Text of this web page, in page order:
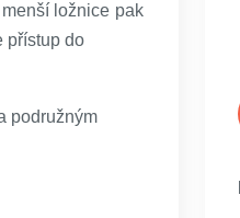
ložnice pak
přístup do
podružným